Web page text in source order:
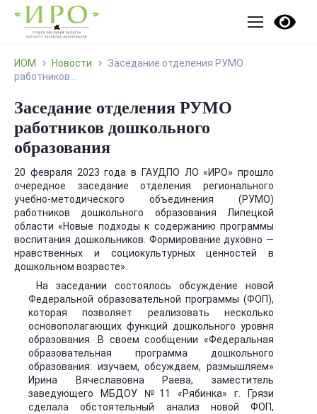
ИОМ Новости
Заседание отделения РУМО
работников...
Заседание отделения РУМО
работников дошкольного
образования
20 февраля 2023 года в ГАУДПО ЛО «ИРО» прошло
очередное заседание отделения регионального
учебно-методического объединения (РУМО)
работников дошкольного образования Липецкой
области «Новые подходы к содержанию программы
воспитания дошкольников. Формирование духовно —
нравственных и социокультурных ценностей в
дошкольном возрасте».
На заседании состоялось обсуждение новой
Федеральной образовательной программы (ФОП),
которая позволяет реализовать несколько
основополагающих функций дошкольного уровня
образования. В своем сообщении «Федеральная
образовательная программа дошкольного
образования: изучаем, обсуждаем, размышляем»
Ирина Вячеславовна Раева, заместитель
заведующего МБДОУ №11 «Рябинка» г. Грязи
сделала обстоятельный анализ новой ФОП,